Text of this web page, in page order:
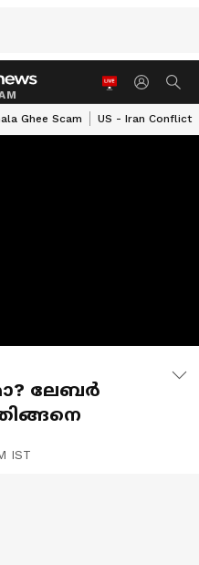
Ghee Scam US - Iran Conflict
ലേബര്‍
IST